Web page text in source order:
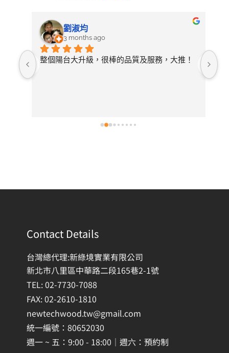
劉淑均
3 months ago
整個陽台大升級，很棒的品質及服務，大推！
Contact Details
台灣總代理:新綠境實業有限公司
新北市八里區中華路二段165巷2-1號
TEL: 02-7730-7088
FAX: 02-2610-1810
newtechwood.tw@gmail.com
統一編號：80652030
週一 ~ 五：9:00 - 18:00｜週六：預約制